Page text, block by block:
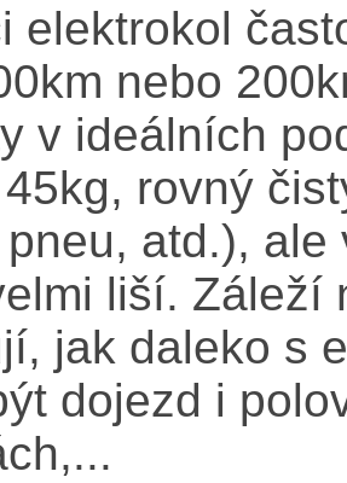
elektrokol
nebo
v ideálních
rovný
atd.),
liší. Záleží
jak daleko s
dojezd i